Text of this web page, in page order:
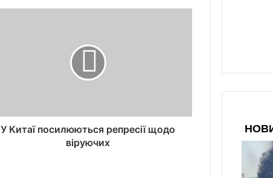
У Китаї посилюються репресії щодо
віруючих